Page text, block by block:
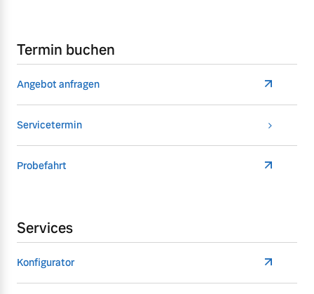
Termin buchen
Angebot anfragen
Servicetermin
Probefahrt
Services
Konfigurator